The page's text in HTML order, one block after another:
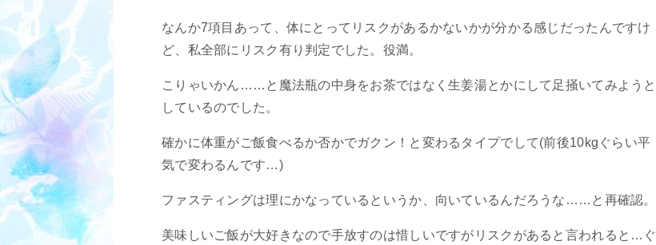
なんか7項目あって、体にとってリスクがあるかないかが分かる感じだったんですけ
ど、私全部にリスク有り判定でした。役満。
こりゃいかん……と魔法瓶の中身をお茶ではなく生姜湯とかにして足掻いてみようと
しているのでした。
確かに体重がご飯食べるか否かでガクン！と変わるタイプでして(前後10kgぐらい平
気で変わるんです…)
ファスティングは理にかなっているというか、向いているんだろうな……と再確認。
美味しいご飯が大好きなので手放すのは惜しいですがリスクがあると言われると…ぐ